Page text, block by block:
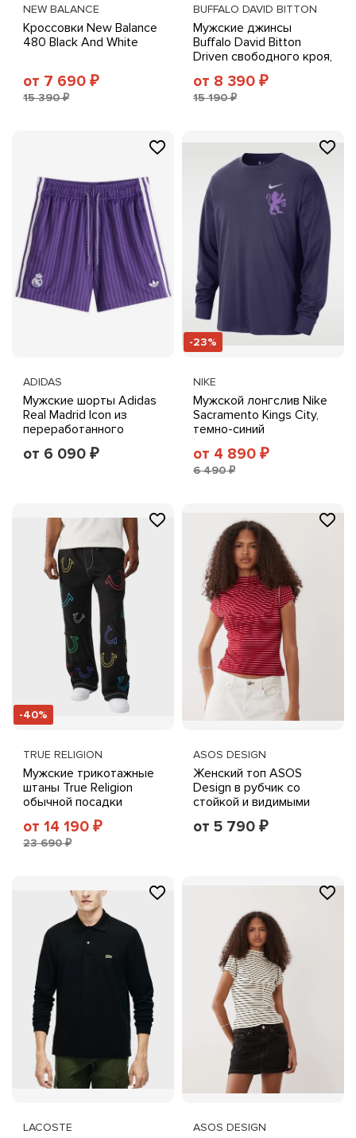
NEW BALANCE
Кроссовки New Balance
480 Black And White
от 7 690 ₽
15 390 ₽
BUFFALO DAVID BITTON
Мужские джинсы
Buffalo David Bitton
Driven свободного кроя,
низкая посадка, стрейч-
деним, темно-синие
от 8 390 ₽
15 190 ₽
ADIDAS
Мужские шорты Adidas
Real Madrid Icon из
переработанного
полиэстера,
фиолетовые
от 6 090 ₽
-23%
NIKE
Мужской лонгслив Nike
Sacramento Kings City,
темно-синий
от 4 890 ₽
6 490 ₽
-40%
TRUE RELIGION
Мужские трикотажные
штаны True Religion
обычной посадки
свободного кроя,
черные
от 14 190 ₽
23 690 ₽
ASOS DESIGN
Женский топ ASOS
Design в рубчик со
стойкой и видимыми
швами, красно-белая
от 5 790 ₽
LACOSTE ASOS DESIGN